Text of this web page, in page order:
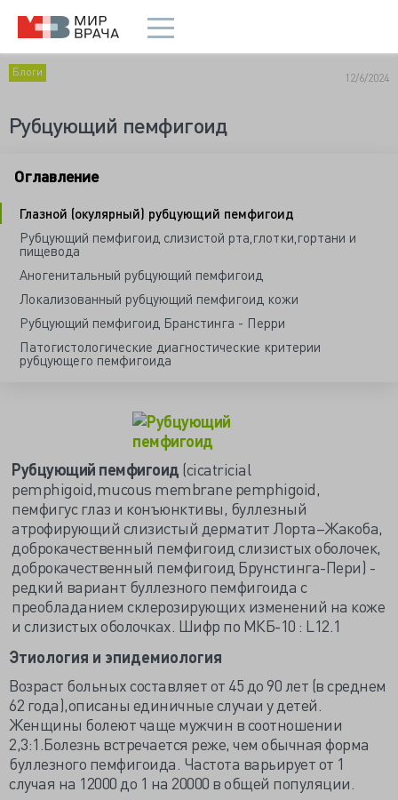
Блоги 12/6/2024
Рубцующий пемфигоид
Оглавление
Глазной (окулярный) рубцующий пемфигоид
Рубцующий пемфигоид слизистой рта,глотки,гортани и
пищевода
Аногенитальный рубцующий пемфигоид
Локализованный рубцующий пемфигоид кожи
Рубцующий пемфигоид Бранстинга - Перри
Патогистологические диагностические критерии
рубцующего пемфигоида
Рубцующий пемфигоид (cicatricial
pemphigoid,mucous membrane pemphigoid,
пемфигус глаз и конъюнктивы, буллезный
атрофирующий слизистый дерматит Лорта–Жакоба,
доброкачественный пемфигоид слизистых оболочек,
доброкачественный пемфигоид Брунстинга-Пери) -
редкий вариант буллезного пемфигоида с
преобладанием склерозирующих изменений на коже
и слизистых оболочках. Шифр по МКБ-10 : L12.1
Этиология и эпидемиология
Возраст больных составляет от 45 до 90 лет (в среднем
62 года),описаны единичные случаи у детей.
Женщины болеют чаще мужчин в соотношении
2,3:1.Болезнь встречается реже, чем обычная форма
буллезного пемфигоида. Частота варьирует от 1
случая на 12000 до 1 на 20000 в общей популяции.